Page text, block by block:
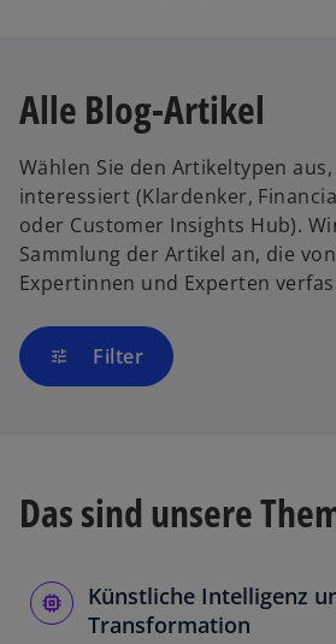
Alle Blog-Artikel
Wählen Sie den Artikeltypen aus,
interessiert (Klardenker,
oder Customer Insights Hub).
Sammlung der Artikel an, die
Expertinnen und Experten
tune Filter
Das sind unsere
Künstliche Intelligenz
Transformation